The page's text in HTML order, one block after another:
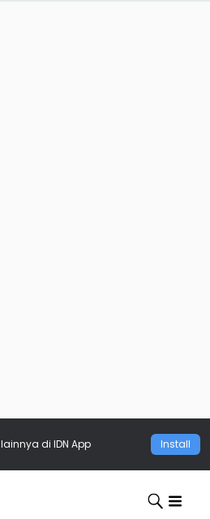
lainnya di IDN App Install